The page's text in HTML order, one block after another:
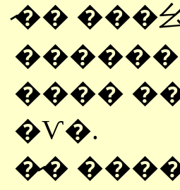
�̷� ���
����
�Ѵ�.
�̷�